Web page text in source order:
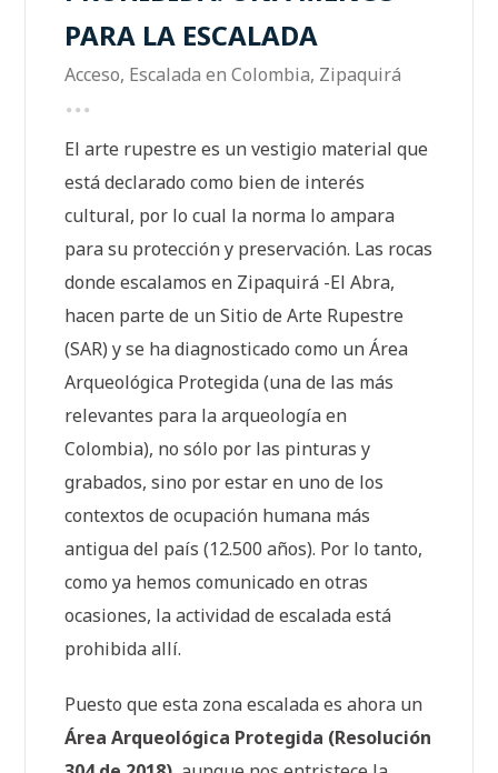
PARA LA ESCALADA
Acceso, Escalada en Colombia, Zipaquirá
El arte rupestre es un vestigio material que
está declarado como bien de interés
cultural, por lo cual la norma lo ampara
para su protección y preservación. Las rocas
donde escalamos en Zipaquirá -El Abra,
hacen parte de un Sitio de Arte Rupestre
(SAR) y se ha diagnosticado como un Área
Arqueológica Protegida (una de las más
relevantes para la arqueología en
Colombia), no sólo por las pinturas y
grabados, sino por estar en uno de los
contextos de ocupación humana más
antigua del país (12.500 años). Por lo tanto,
como ya hemos comunicado en otras
ocasiones, la actividad de escalada está
prohibida allí.
Puesto que esta zona escalada es ahora un
Área Arqueológica Protegida (Resolución